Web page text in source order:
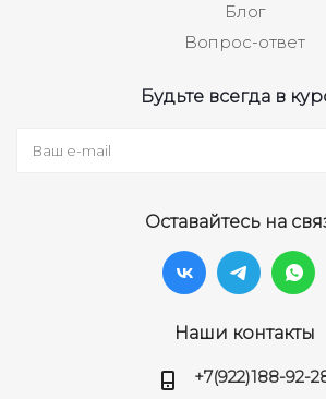
Блог
Вопрос-ответ
Будьте всегда в
Оставайтесь на
Наши контакты
+7(922)188-92-